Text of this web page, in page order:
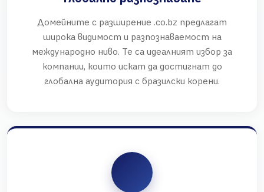
Домейните с разширение .co.bz предлагат
широка видимост и разпознаваемост на
международно ниво. Те са идеалният избор за
компании, които искат да достигнат до
глобална аудитория с бразилски корени.